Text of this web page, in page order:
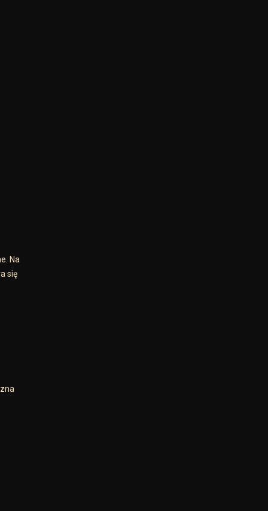
Na
się